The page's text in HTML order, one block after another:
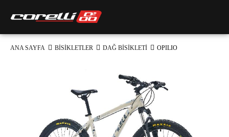
ANA SAYFA BİSİKLETLER DAĞ BİSİKLETİ OPILIO